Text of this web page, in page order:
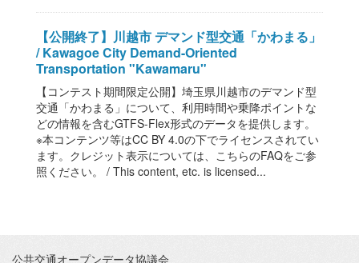
【公開終了】川越市 デマンド型交通「かわまる」
/ Kawagoe City Demand-Oriented
Transportation "Kawamaru"
【コンテスト期間限定公開】埼玉県川越市のデマンド型
交通「かわまる」について、利用時間や乗降ポイントな
どの情報を含むGTFS-Flex形式のデータを提供します。
※本コンテンツ等はCC BY 4.0の下でライセンスされてい
ます。クレジット表示については、こちらのFAQをご参
照ください。 / This content, etc. is licensed...
公共交通オープンデータ協議会